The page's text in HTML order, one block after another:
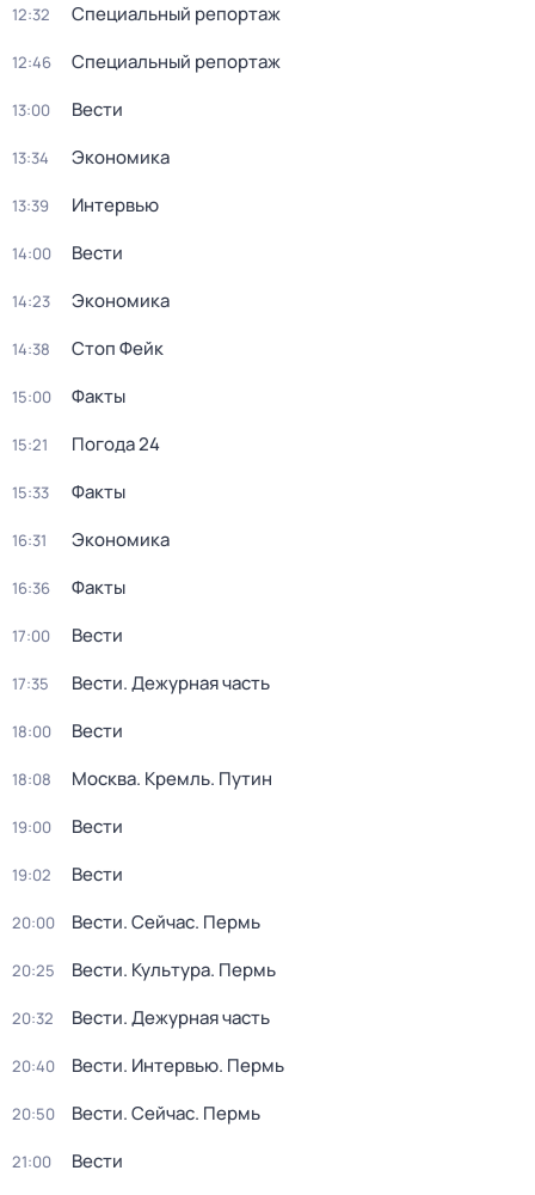
12:32 Специальный репортаж
12:46 Специальный репортаж
13:00 Вести
13:34 Экономика
13:39 Интервью
14:00 Вести
14:23 Экономика
14:38 Стоп Фейк
15:00 Факты
15:21 Погода 24
15:33 Факты
16:31 Экономика
16:36 Факты
17:00 Вести
17:35 Вести. Дежурная часть
18:00 Вести
18:08 Москва. Кремль. Путин
19:00 Вести
19:02 Вести
20:00 Вести. Сейчас. Пермь
20:25 Вести. Культура. Пермь
20:32 Вести. Дежурная часть
20:40 Вести. Интервью. Пермь
20:50 Вести. Сейчас. Пермь
21:00 Вести